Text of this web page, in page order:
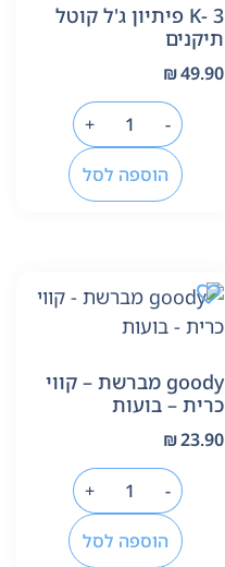
K- 3 פיתיון ג'ל קוטל
תיקנים
₪49.90
-
+
הוספה לסל
goody מברשת – קווי
כרית – בועות
₪23.90
-
+
הוספה לסל